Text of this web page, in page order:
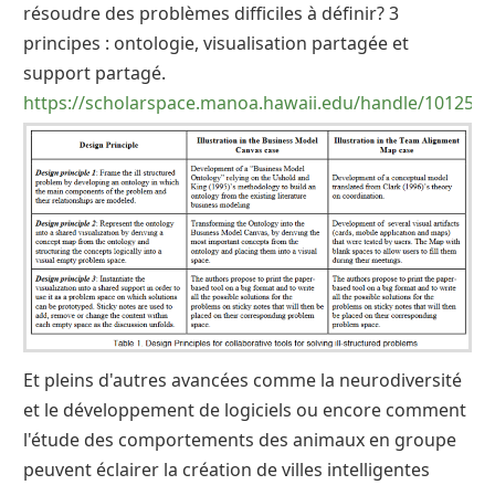
résoudre des problèmes difficiles à définir? 3
principes : ontologie, visualisation partagée et
support partagé.
https://scholarspace.manoa.hawaii.edu/handle/10125/
Et pleins d'autres avancées comme la neurodiversité
et le développement de logiciels ou encore comment
l'étude des comportements des animaux en groupe
peuvent éclairer la création de villes intelligentes